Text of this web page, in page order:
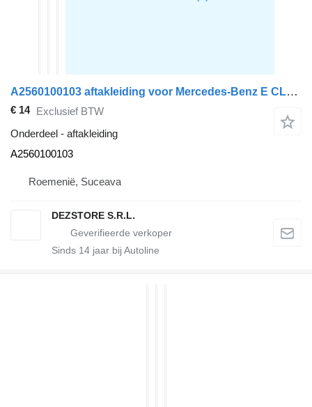
A2560100103 aftakleiding voor Mercedes-Benz E CLASS auto
€ 14 Exclusief BTW
Onderdeel - aftakleiding
A2560100103
Roemenië, Suceava
DEZSTORE S.R.L.
Sinds 14 jaar bij Autoline